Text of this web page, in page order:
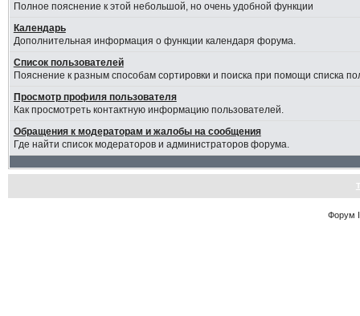
Полное пояснение к этой небольшой, но очень удобной функции
Календарь
Дополнительная информация о функции календаря форума.
Список пользователей
Пояснение к разным способам сортировки и поиска при помощи списка
Просмотр профиля пользователя
Как просмотреть контактную информацию пользователей.
Обращения к модераторам и жалобы на сообщения
Где найти список модераторов и администраторов форума.
Форум